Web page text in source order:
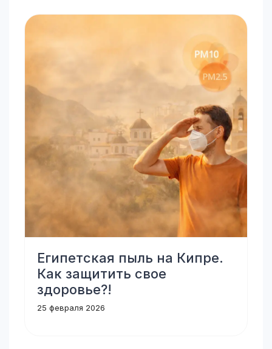
Египетская пыль на Кипре.
Как защитить свое
здоровье?!
25 февраля 2026